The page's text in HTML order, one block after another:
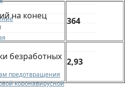
предотвращения
коронавирусной
на конец
364
безработных 2,93